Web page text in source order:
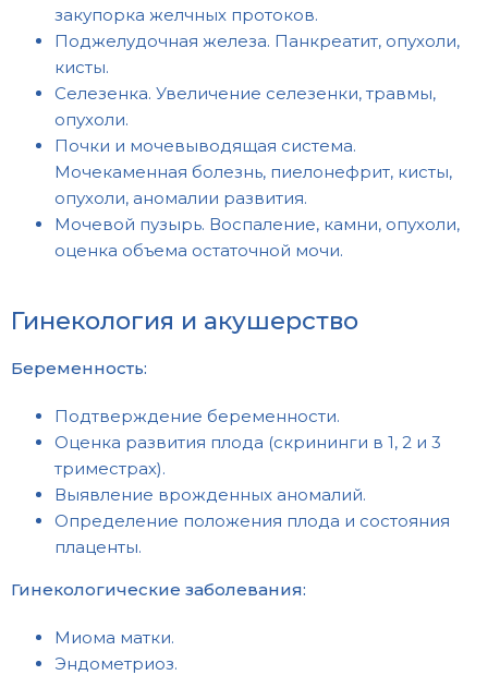
закупорка желчных протоков.
Поджелудочная железа. Панкреатит, опухоли,
кисты.
Селезенка. Увеличение селезенки, травмы,
опухоли.
Почки и мочевыводящая система.
Мочекаменная болезнь, пиелонефрит, кисты,
опухоли, аномалии развития.
Мочевой пузырь. Воспаление, камни, опухоли,
оценка объема остаточной мочи.
Гинекология и акушерство
Беременность:
Подтверждение беременности.
Оценка развития плода (скрининги в 1, 2 и 3
триместрах).
Выявление врожденных аномалий.
Определение положения плода и состояния
плаценты.
Гинекологические заболевания:
Миома матки.
Эндометриоз.